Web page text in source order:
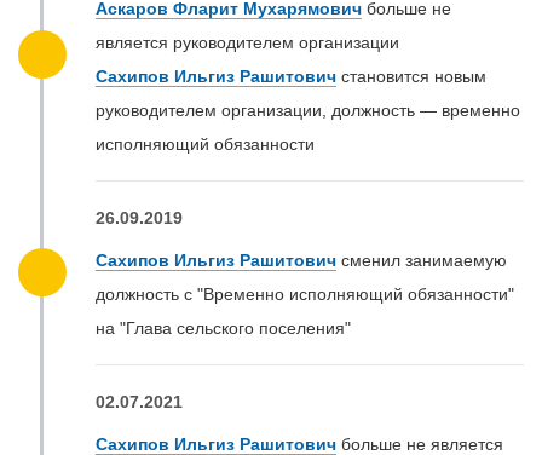
Аскаров Фларит Мухарямович больше не
является руководителем организации
Сахипов Ильгиз Рашитович становится новым
руководителем организации, должность — временно
исполняющий обязанности
26.09.2019
Сахипов Ильгиз Рашитович сменил занимаемую
должность с "Временно исполняющий обязанности"
на "Глава сельского поселения"
02.07.2021
Сахипов Ильгиз Рашитович больше не является